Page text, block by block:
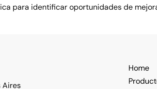
para identificar oportunidades de
Aires
Home